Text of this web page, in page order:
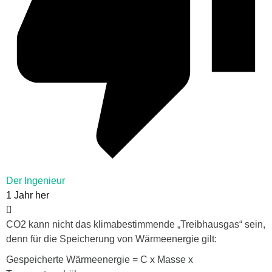
Der Ingenieur
1 Jahr her
CO2 kann nicht das klimabestimmende „Treibhausgas“ sein,
denn für die Speicherung von Wärmeenergie gilt:
Gespeicherte Wärmeenergie = C x Masse x